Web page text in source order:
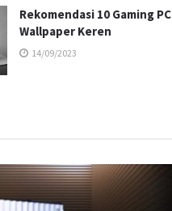
Rekomendasi 10 Gaming PC
Wallpaper Keren
14/09/2023